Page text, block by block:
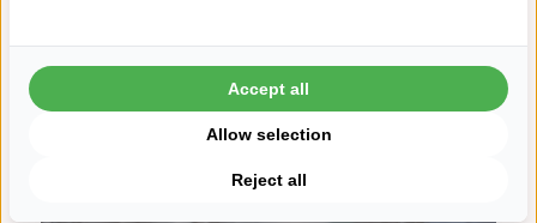
Schnelles Handeln bei Qualitätsproblemen
Reject all
Allow selection
Accept all